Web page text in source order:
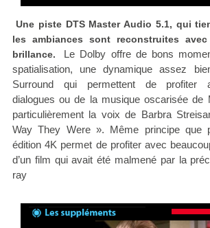
Une piste DTS Master Audio 5.1, qui
les ambiances sont reconstruites
brillance.
Le Dolby offre de bons
spatialisation, une dynamique assez
Surround qui permettent de profiter
dialogues ou de la musique oscarisée de
particulièrement la voix de Barbra
Way They Were ». Même principe que
édition 4K permet de profiter avec
d’un film qui avait été malmené par la
ray